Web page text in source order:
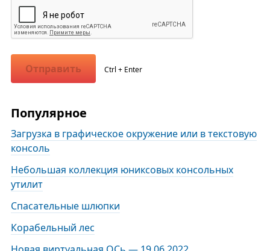
Отправить Ctrl + Enter
Популярное
Загрузка в графическое окружение или в текстовую
консоль
Небольшая коллекция юниксовых консольных
утилит
Спасательные шлюпки
Корабельный лес